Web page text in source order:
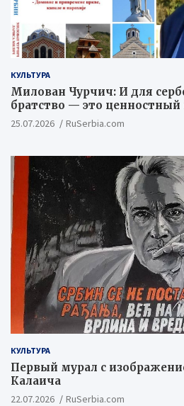
КУЛЬТУРА
Милован Чурчич: И для
братство — это ценностный
цивилизационный концепт
25.07.2026 RuSerbia.com
КУЛЬТУРА
Первый мурал с
Калаича
22.07.2026 RuSerbia.com